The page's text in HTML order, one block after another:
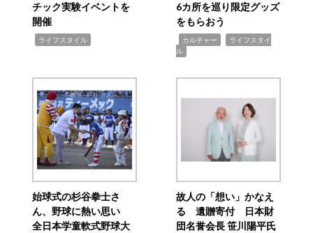
チック実験イベントを
開催
ライフスタイル
6カ所を巡り限定グッズ
をもらおう
カルチャー
ライフスタイ
ル
始球式の杉谷拳士さ
ん、野球に熱い思い
全日本学童軟式野球大
故人の「想い」かなえ
る 遺贈寄付 日本財
団名誉会長 笹川陽平氏